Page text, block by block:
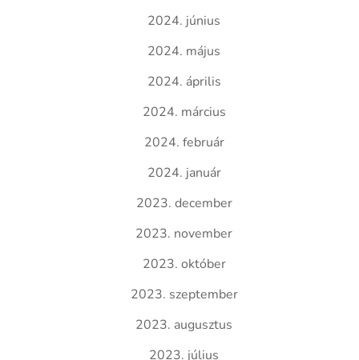
2024. június
2024. május
2024. április
2024. március
2024. február
2024. január
2023. december
2023. november
2023. október
2023. szeptember
2023. augusztus
2023. július